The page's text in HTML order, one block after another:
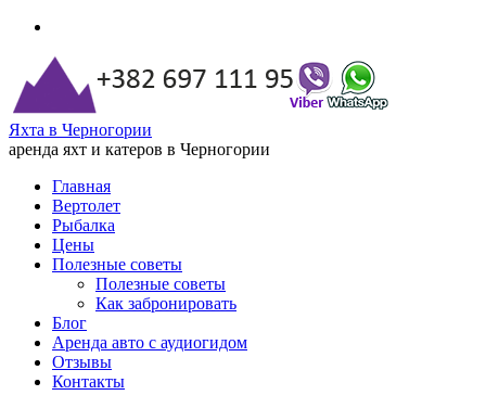
Яхта в Черногории
аренда яхт и катеров в Черногории
Главная
Вертолет
Рыбалка
Цены
Полезные советы
Полезные советы
Как забронировать
Блог
Аренда авто с аудиогидом
Отзывы
Контакты